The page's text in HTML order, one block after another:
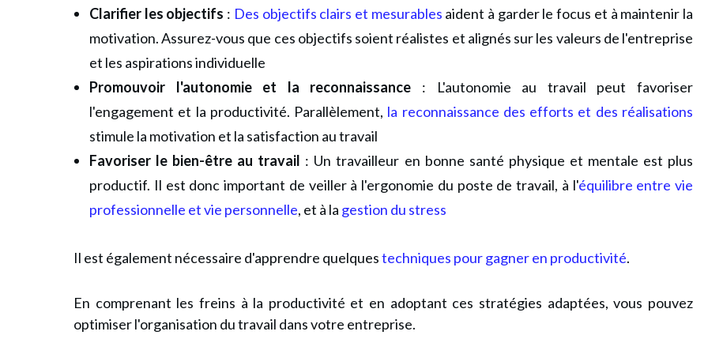
Clarifier les objectifs : Des objectifs clairs et mesurables aident à garder le focus et à maintenir la
motivation. Assurez-vous que ces objectifs soient réalistes et alignés sur les valeurs de l'entreprise
et les aspirations individuelle
Promouvoir l'autonomie et la reconnaissance : L'autonomie au travail peut favoriser
l'engagement et la productivité. Parallèlement, la reconnaissance des efforts et des réalisations
stimule la motivation et la satisfaction au travail
Favoriser le bien-être au travail : Un travailleur en bonne santé physique et mentale est plus
productif. Il est donc important de veiller à l'ergonomie du poste de travail, à l'équilibre entre vie
professionnelle et vie personnelle, et à la gestion du stress
Il est également nécessaire d'apprendre quelquestechniques pour gagner en productivité.
En comprenant les freins à la productivité et en adoptant ces stratégies adaptées, vous pouvez
optimiser l'organisation du travail dans votre entreprise.